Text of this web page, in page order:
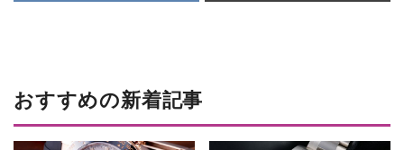
おすすめの新着記事